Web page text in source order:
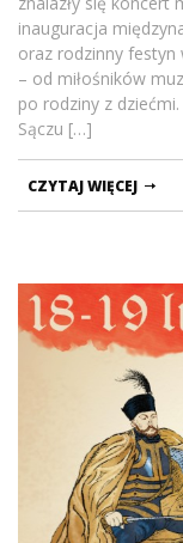
inauguracja
oraz rodzinny festyn
– od miłośników
po rodziny z
Sączu […]
CZYTAJ WIĘCEJ